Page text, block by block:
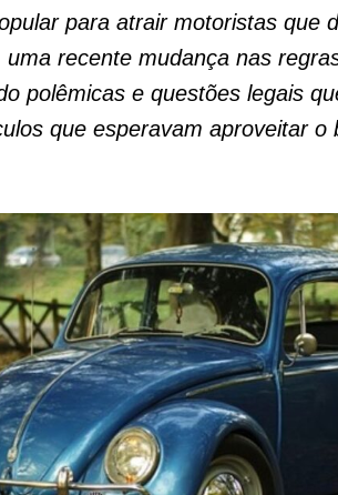
para atrair motoristas que
recente mudança nas
polêmicas e questões legais
que esperavam aproveitar o